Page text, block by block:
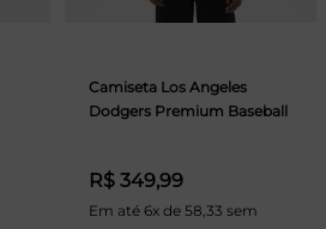
Camiseta Los Angeles
Dodgers Premium Baseball
R$ 349,99
Em até 6x de 58,33 sem